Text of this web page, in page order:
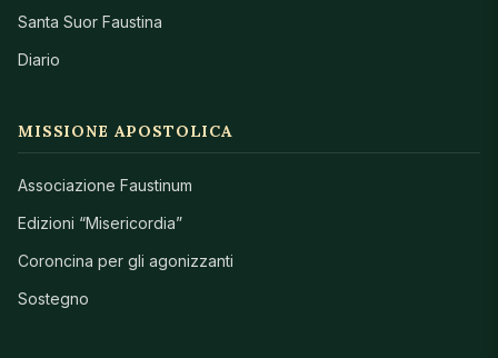
Santa Suor Faustina
Diario
MISSIONE APOSTOLICA
Associazione Faustinum
Edizioni “Misericordia”
Coroncina per gli agonizzanti
Sostegno